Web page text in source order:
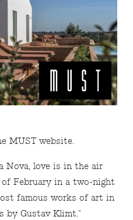
MUST website.
Nova, love is in the air
February in a two-night
famous works of art in
by Gustav Klimt."